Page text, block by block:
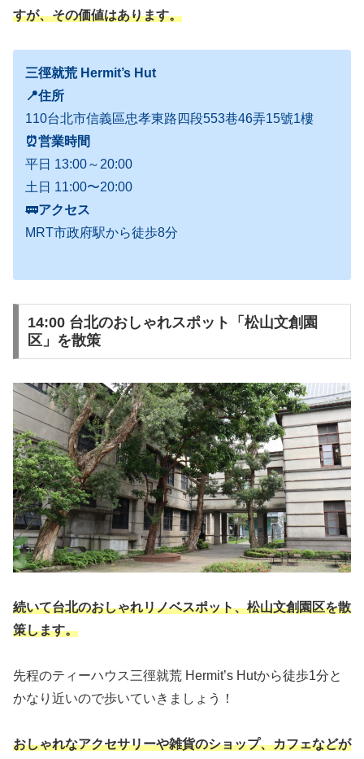
すが、その価値はあります。
三徑就荒 Hermit’s Hut
📍住所
110台北市信義區忠孝東路四段553巷46弄15號1樓
⏰営業時間
平日 13:00～20:00
土日 11:00〜20:00
🚃アクセス
MRT市政府駅から徒歩8分
14:00 台北のおしゃれスポット「松山文創園
区」を散策
続いて台北のおしゃれリノベスポット、松山文創園区を散
策します。
先程のティーハウス三徑就荒 Hermit’s Hutから徒歩1分と
かなり近いので歩いていきましょう！
おしゃれなアクセサリーや雑貨のショップ、カフェなどが